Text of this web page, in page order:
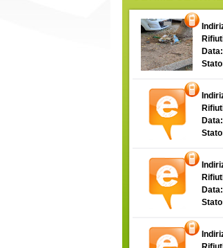
Data:
Data:
Data: